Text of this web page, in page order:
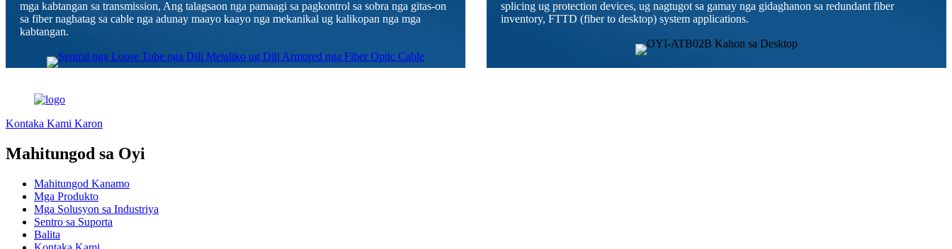
mga kabtangan sa transmission, Ang talagsaon nga pamaagi sa pagkontrol sa sobra nga gitas-on
sa fiber naghatag sa cable nga adunay maayo kaayo nga mekanikal ug kalikopan nga mga
kabtangan.
splicing ug protection devices, ug nagtugot sa gamay nga gidaghanon sa redundant fiber
inventory, FTTD (fiber to desktop) system applications.
Kontaka Kami Karon
Mahitungod sa Oyi
Mahitungod Kanamo
Mga Produkto
Mga Solusyon sa Industriya
Sentro sa Suporta
Balita